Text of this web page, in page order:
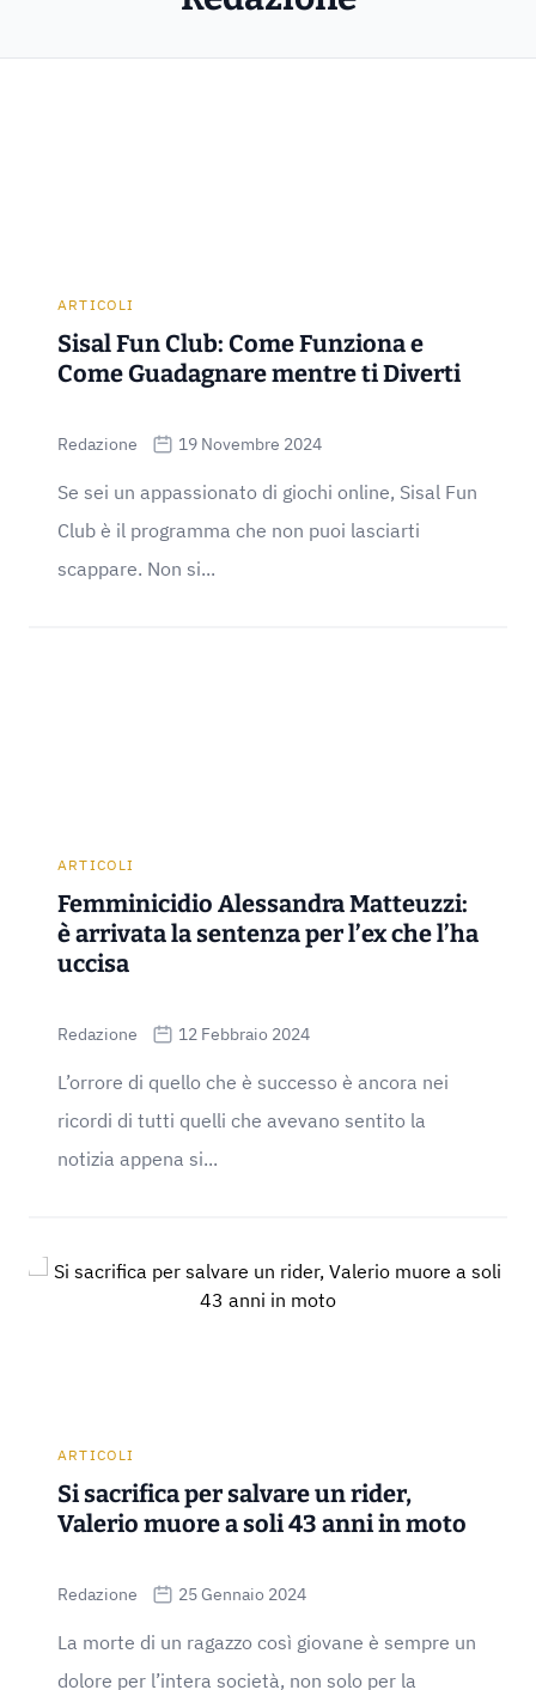
ARTICOLI
Sisal Fun Club: Come Funziona e
Come Guadagnare mentre ti Diverti
Redazione 19 Novembre 2024
Se sei un appassionato di giochi online, Sisal Fun
Club è il programma che non puoi lasciarti
scappare. Non si...
ARTICOLI
Femminicidio Alessandra Matteuzzi:
è arrivata la sentenza per l’ex che l’ha
uccisa
Redazione 12 Febbraio 2024
L’orrore di quello che è successo è ancora nei
ricordi di tutti quelli che avevano sentito la
notizia appena si...
ARTICOLI
Si sacrifica per salvare un rider,
Valerio muore a soli 43 anni in moto
Redazione 25 Gennaio 2024
La morte di un ragazzo così giovane è sempre un
dolore per l’intera società, non solo per la